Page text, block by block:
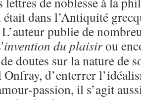
dans l’Antiquité
publie de
du plaisirou
doutes sur la nature de
d’enterrer
passion, il s’agit